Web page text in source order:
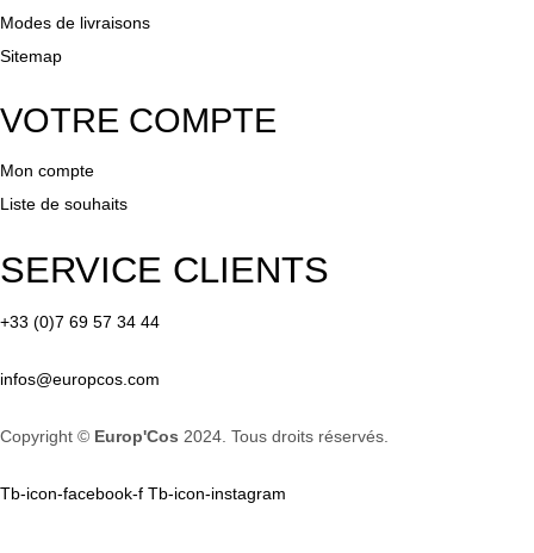
Modes de livraisons
Sitemap
VOTRE COMPTE
Mon compte
Liste de souhaits
SERVICE CLIENTS
+33 (0)7 69 57 34 44
infos@europcos.com
Copyright © Europ'Cos 2024. Tous droits réservés.
Tb-icon-facebook-f Tb-icon-instagram